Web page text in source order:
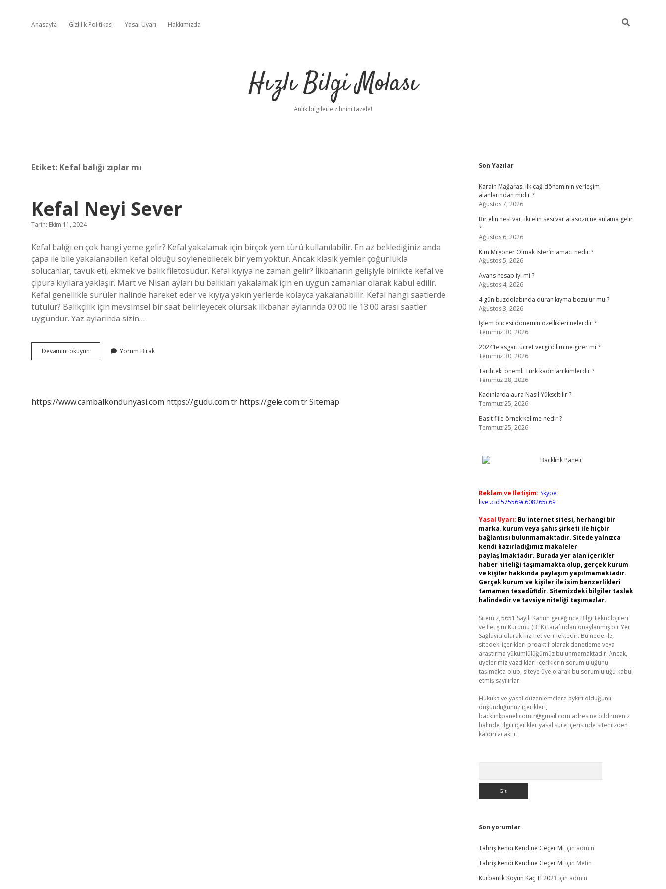
Anasayfa Gizlilik Politikası Yasal Uyarı Hakkımızda
Hızlı Bilgi Molası
Anlık bilgilerle zihnini tazele!
Etiket: Kefal balığı zıplar mı
Kefal Neyi Sever
Tarih: Ekim 11, 2024
Kefal balığı en çok hangi yeme gelir? Kefal yakalamak için birçok yem türü kullanılabilir. En az beklediğiniz anda
çapa ile bile yakalanabilen kefal olduğu söylenebilecek bir yem yoktur. Ancak klasik yemler çoğunlukla
solucanlar, tavuk eti, ekmek ve balık filetosudur. Kefal kıyıya ne zaman gelir? İlkbaharın gelişiyle birlikte kefal ve
çipura kıyılara yaklaşır. Mart ve Nisan ayları bu balıkları yakalamak için en uygun zamanlar olarak kabul edilir.
Kefal genellikle sürüler halinde hareket eder ve kıyıya yakın yerlerde kolayca yakalanabilir. Kefal hangi saatlerde
tutulur? Balıkçılık için mevsimsel bir saat belirleyecek olursak ilkbahar aylarında 09:00 ile 13:00 arası saatler
uygundur. Yaz aylarında sizin…
Devamını okuyun
Neyi
Yorum Bırak
https://www.cambalkondunyasi.com https://gudu.com.tr https://gele.com.trSitemap
Sidebar
Son Yazılar
Karain Mağarası ilk çağ döneminin yerleşim
alanlarından mıdır ?
Ağustos 7, 2026
Bir elin nesi var, iki elin sesi var atasözü ne anlama gelir
?
Ağustos 6, 2026
Kim Milyoner Olmak İster’in amacı nedir ?
Ağustos 5, 2026
Avans hesap iyi mi ?
Ağustos 4, 2026
4 gün buzdolabında duran kıyma bozulur mu ?
Ağustos 3, 2026
İşlem öncesi dönemin özellikleri nelerdir ?
Temmuz 30, 2026
2024’te asgari ücret vergi dilimine girer mi ?
Temmuz 30, 2026
Tarihteki önemli Türk kadınları kimlerdir ?
Temmuz 28, 2026
Kadınlarda aura Nasıl Yükseltilir ?
Temmuz 25, 2026
Basit fiile örnek kelime nedir ?
Temmuz 25, 2026
Reklam ve İletişim: Skype:
live:.cid.575569c608265c69
Yasal Uyarı: Bu internet sitesi, herhangi bir
marka, kurum veya şahıs şirketi ile hiçbir
bağlantısı bulunmamaktadır. Sitede yalnızca
kendi hazırladığımız makaleler
paylaşılmaktadır. Burada yer alan içerikler
haber niteliği taşımamakta olup, gerçek kurum
ve kişiler hakkında paylaşım yapılmamaktadır.
Gerçek kurum ve kişiler ile isim benzerlikleri
tamamen tesadüfidir. Sitemizdeki bilgiler taslak
halindedir ve tavsiye niteliği taşımazlar.
Sitemiz, 5651 Sayılı Kanun gereğince Bilgi Teknolojileri
ve İletişim Kurumu (BTK) tarafından onaylanmış bir Yer
Sağlayıcı olarak hizmet vermektedir. Bu nedenle,
sitedeki içerikleri proaktif olarak denetleme veya
araştırma yükümlülüğümüz bulunmamaktadır. Ancak,
üyelerimiz yazdıkları içeriklerin sorumluluğunu
taşımakta olup, siteye üye olarak bu sorumluluğu kabul
etmiş sayılırlar.
Hukuka ve yasal düzenlemelere aykırı olduğunu
düşündüğünüz içerikleri,
backlinkpanelicomtr@gmail.com adresine bildirmeniz
halinde, ilgili içerikler yasal süre içerisinde sitemizden
kaldırılacaktır.
Son yorumlar
Tahriş Kendi Kendine Geçer Mi için admin
Tahriş Kendi Kendine Geçer Mi için Metin
Kurbanlık Koyun Kaç Tl 2023 için admin